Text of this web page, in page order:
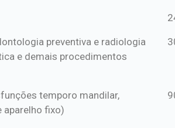
Pessoa Física*
preventiva e radiologia
e demais procedimentos
temporo mandilar,
fixo)